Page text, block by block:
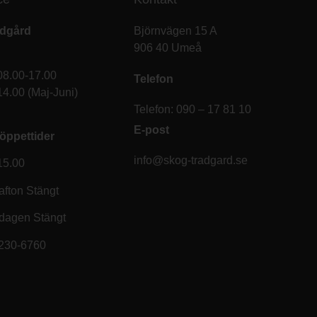
17.00
(Maj-Juni)
Stängt
Stängt
6760
Björnvägen 15 A
906 40 Umeå
Telefon
Telefon: 090 – 17 81 10
E-post
info@skog-tradgard.se